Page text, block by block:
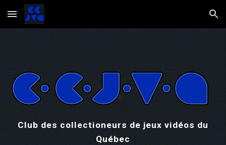
Skip to main content Skip to navigation
Club des collectioneurs de jeux vidéos du
Québec